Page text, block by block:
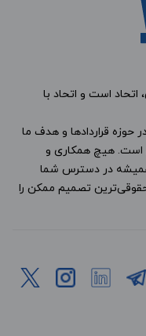
است و اتحاد با
حوزه قراردادها و هدف ما
است. هیچ همکاری و
در دسترس شما
تصمیم ممکن را